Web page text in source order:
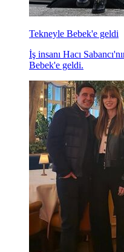
Tekneyle Bebek'e geldi
İş insanı Hacı
Bebek'e geldi.